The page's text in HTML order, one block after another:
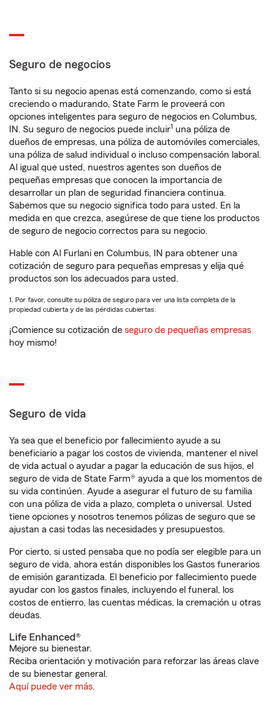
Seguro de negocios
Tanto si su negocio apenas está comenzando, como si está
creciendo o madurando, State Farm le proveerá con
opciones inteligentes para seguro de negocios en Columbus,
IN. Su seguro de negocios puede incluir1 una póliza de
dueños de empresas, una póliza de automóviles comerciales,
una póliza de salud individual o incluso compensación laboral.
Al igual que usted, nuestros agentes son dueños de
pequeñas empresas que conocen la importancia de
desarrollar un plan de seguridad financiera continua.
Sabemos que su negocio significa todo para usted. En la
medida en que crezca, asegúrese de que tiene los productos
de seguro de negocio correctos para su negocio.
Hable con Al Furlani en Columbus, IN para obtener una
cotización de seguro para pequeñas empresas y elija qué
productos son los adecuados para usted.
1. Por favor, consulte su póliza de seguro para ver una lista completa de la
propiedad cubierta y de las pérdidas cubiertas.
¡Comience su cotización de seguro de pequeñas empresas
hoy mismo!
Seguro de vida
Ya sea que el beneficio por fallecimiento ayude a su
beneficiario a pagar los costos de vivienda, mantener el nivel
de vida actual o ayudar a pagar la educación de sus hijos, el
seguro de vida de State Farm® ayuda a que los momentos de
su vida continúen. Ayude a asegurar el futuro de su familia
con una póliza de vida a plazo, completa o universal. Usted
tiene opciones y nosotros tenemos pólizas de seguro que se
ajustan a casi todas las necesidades y presupuestos.
Por cierto, si usted pensaba que no podía ser elegible para un
seguro de vida, ahora están disponibles los Gastos funerarios
de emisión garantizada. El beneficio por fallecimiento puede
ayudar con los gastos finales, incluyendo el funeral, los
costos de entierro, las cuentas médicas, la cremación u otras
deudas.
Life Enhanced®
Mejore su bienestar.
Reciba orientación y motivación para reforzar las áreas clave
de su bienestar general.
Aquí puede ver más.